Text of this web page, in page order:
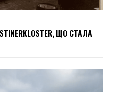
ЩО СТАЛА